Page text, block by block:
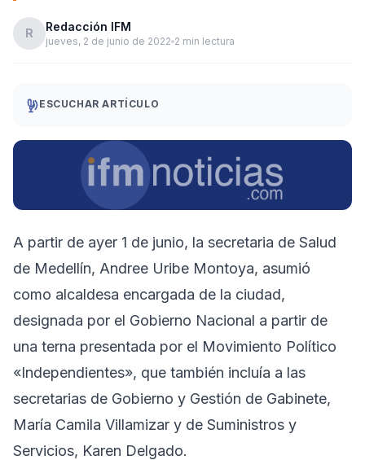
R Redacción IFM
jueves, 2 de junio de 2022 2 min lectura
ESCUCHAR ARTÍCULO
A partir de ayer 1 de junio, la secretaria de Salud
de Medellín, Andree Uribe Montoya, asumió
como alcaldesa encargada de la ciudad,
designada por el Gobierno Nacional a partir de
una terna presentada por el Movimiento Político
«Independientes», que también incluía a las
secretarias de Gobierno y Gestión de Gabinete,
María Camila Villamizar y de Suministros y
Servicios, Karen Delgado.